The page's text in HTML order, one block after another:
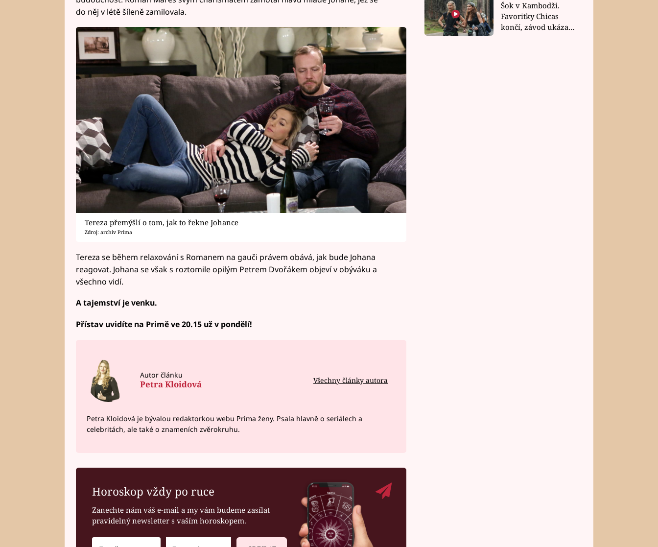
do něj v létě šíleně zamilovala.
Tereza přemýšlí o tom, jak to řekne Johance
Zdroj: archiv Prima
Tereza se během relaxování s Romanem na gauči právem obává, jak bude Johana
reagovat. Johana se však s roztomile opilým Petrem Dvořákem objeví v obýváku a
všechno vidí.
A tajemství je venku.
Přístav uvidíte na Primě ve 20.15 už v pondělí!
Autor článku
Petra Kloidová Všechny články autora
Petra Kloidová je bývalou redaktorkou webu Prima ženy. Psala hlavně o seriálech a
celebritách, ale také o znameních zvěrokruhu.
Horoskop vždy po ruce
Zanechte nám váš e-mail a my vám budeme zasílat
pravidelný newsletter s vaším horoskopem.
závodu nůž na krku
Šok v Kambodži.
Favoritky Chicas
končí, závod ukázal